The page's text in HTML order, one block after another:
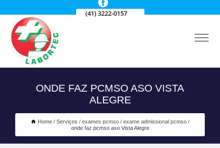
(41) 3222-0157
ONDE FAZ PCMSO ASO VISTA
ALEGRE
Home Serviços exames pcmso
exame admissional pcmso
onde faz pcmso aso Vista Alegre